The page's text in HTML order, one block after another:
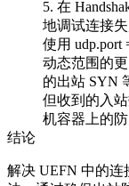
在
地调试连接
使用 udp.port
动态范围的
的出站 SYN
但收到的入
机容器上的防
结论
解决 UEFN 中的